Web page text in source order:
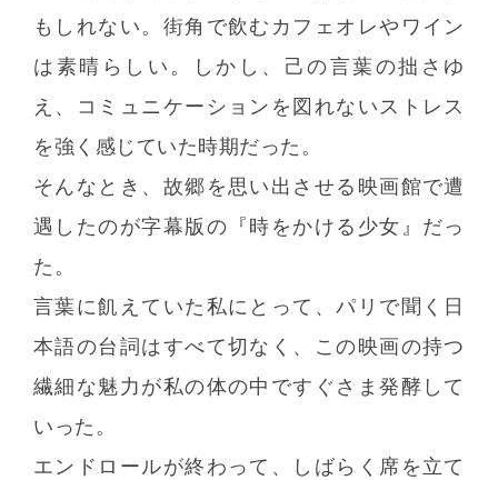
もしれない。街角で飲むカフェオレやワイン
は素晴らしい。しかし、己の言葉の拙さゆ
え、コミュニケーションを図れないストレス
を強く感じていた時期だった。
そんなとき、故郷を思い出させる映画館で遭
遇したのが字幕版の『時をかける少女』だっ
た。
言葉に飢えていた私にとって、パリで聞く日
本語の台詞はすべて切なく、この映画の持つ
繊細な魅力が私の体の中ですぐさま発酵して
いった。
エンドロールが終わって、しばらく席を立て